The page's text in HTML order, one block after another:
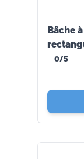
Bâche
PRO
0/5